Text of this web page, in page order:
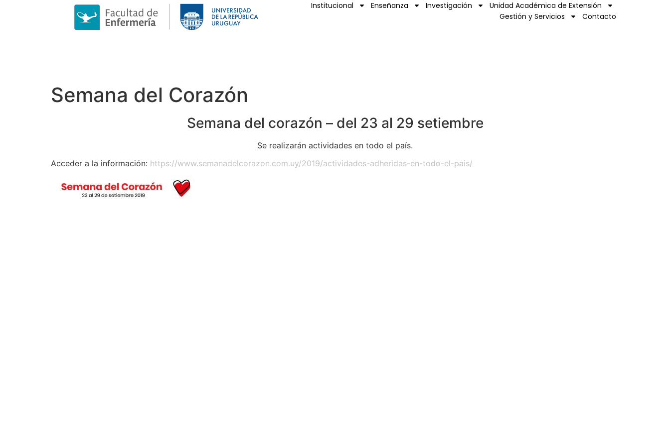
Institucional Enseñanza Investigación
Unidad Académica de Extensión
Gestión y Servicios
Contacto
Semana del Corazón
Semana del corazón – del 23 al 29 setiembre
Se realizarán actividades en todo el país.
Acceder a la información: https://www.semanadelcorazon.com.uy/2019/actividades-adheridas-en-todo-el-pais/